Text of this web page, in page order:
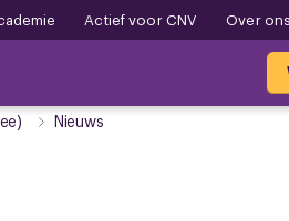
Actief voor CNV Over ons
Nieuws